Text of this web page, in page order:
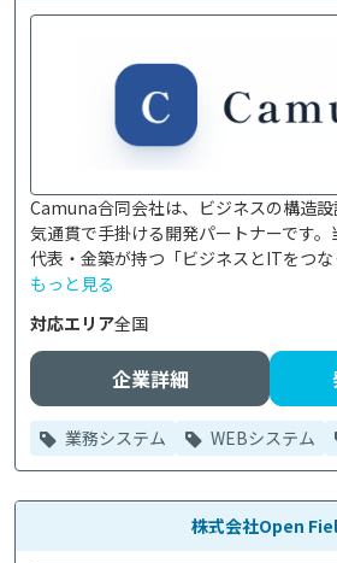
Camuna合同会社は、ビジネスの構造
気通貫で手掛ける開発パートナーです。
代表・金築が持つ「ビジネスとITをつ
もっと見る
対応エリア全国
企業詳細
業務システム WEBシステム
株式会社Open